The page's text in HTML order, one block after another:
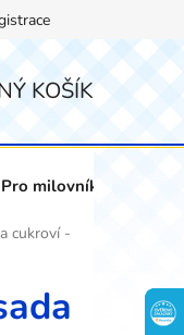
KOŠÍK
Pro milovníky vína
cukroví -